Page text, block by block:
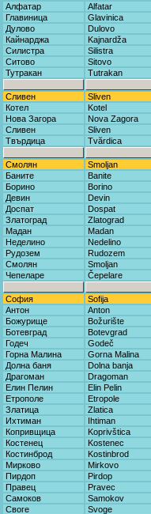
Алфатар Alfatar
Главиница
Glavinica
Дулово
Dulovo
Кайнарджа
Kajnardža
Силистра
Silistra
Ситово
Sitovo
Тутракан
Tutrakan
Сливен
Sliven
Котел
Kotel
Нова Загора
Nova Zagora
Сливен
Sliven
Твърдица
Tvărdica
Смолян
Smoljan
Баните
Banite
Борино
Borino
Девин
Devin
Доспат
Dospat
Златоград
Zlatograd
Мадан
Madan
Неделино
Nedelino
Рудозем
Rudozem
Смолян
Smoljan
Чепеларе
Čepelare
София
Sofija
Антон
Anton
Божурище
Božurište
Ботевград
Botevgrad
Годеч
Godeč
Горна Малина
Gorna Malina
Долна баня
Dolna banja
Драгоман
Dragoman
Елин Пелин
Elin Pelin
Етрополе
Etropole
Златица
Zlatica
Ихтиман
Ihtiman
Копривщица
Koprivštica
Костенец
Kostenec
Костинброд
Kostinbrod
Мирково
Mirkovo
Пирдоп
Pirdop
Правец
Pravec
Самоков
Samokov
Своге
Svoge